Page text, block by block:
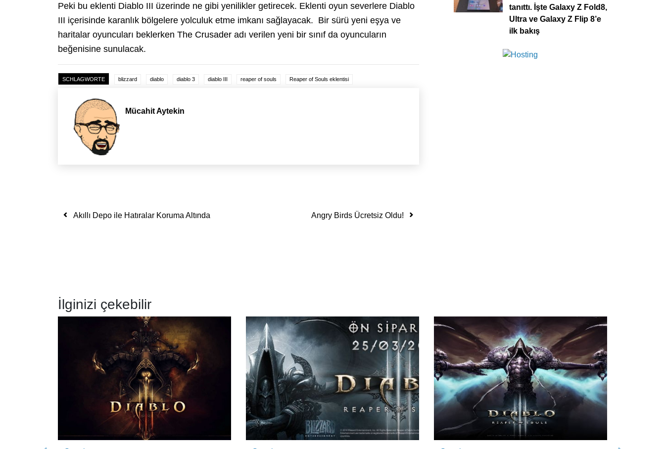
Peki bu eklenti Diablo III üzerinde ne gibi yenilikler getirecek. Eklenti oyun severlere Diablo
III içerisinde karanlık bölgelere yolculuk etme imkanı sağlayacak. Bir sürü yeni eşya ve
haritalar oyuncuları beklerken The Crusader adı verilen yeni bir sınıf da oyuncuların
beğenisine sunulacak.
SCHLAGWORTE blizzard diablo diablo 3 diablo III reaper of souls Reaper of Souls eklentisi
Mücahit Aytekin
Yazı dolaşımı
Akıllı Depo ile Hatıralar Koruma Altında Angry Birds Ücretsiz Oldu!
tanıttı. İşte Galaxy Z Fold8,
Ultra ve Galaxy Z Flip 8’e
ilk bakış
İlginizi çekebilir